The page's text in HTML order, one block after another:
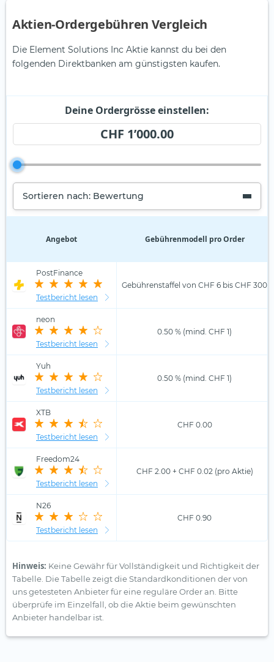
Aktien-Ordergebühren Vergleich
Die Element Solutions Inc Aktie kannst du bei den
folgenden Direktbanken am günstigsten kaufen.
Deine Ordergrösse einstellen:
CHF 1’000.00
Sortieren nach: Bewertung
Angebot Gebührenmodell pro Order
PostFinance
Testbericht lesen
Gebührenstaffel von CHF 6 bis CHF 300
neon
Testbericht lesen
0.50 % (mind. CHF 1)
Yuh
Testbericht lesen
0.50 % (mind. CHF 1)
XTB
Testbericht lesen
CHF 0.00
Freedom24
Testbericht lesen
CHF 2.00 + CHF 0.02 (pro Aktie)
N26
Testbericht lesen
CHF 0.90
Hinweis: Keine Gewähr für Vollständigkeit und Richtigkeit der
Tabelle. Die Tabelle zeigt die Standardkonditionen der von
uns getesteten Anbieter für eine reguläre Order an. Bitte
überprüfe im Einzelfall, ob die Aktie beim gewünschten
Anbieter handelbar ist.